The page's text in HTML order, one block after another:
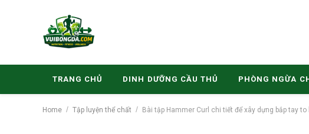
TRANG CHỦ DINH DƯỠNG CẦU THỦ PHÒNG NGỪA
Home / Tập luyện thể chất / Bài tập Hammer Curl chi tiết để xây dựng bắp tay to